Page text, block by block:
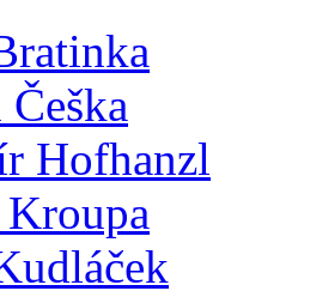
Hofhanzl